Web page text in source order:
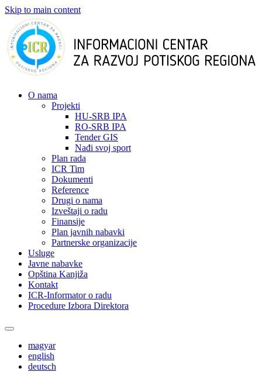
Skip to main content
О nama
Projekti
HU-SRB IPA
RO-SRB IPA
Tender GIS
Nađi svoj sport
Plan rada
ICR Tim
Dokumenti
Reference
Drugi o nama
Izveštaji o radu
Finansije
Plan javnih nabavki
Partnerske organizacije
Usluge
Javne nabavke
Opština Kanjiža
Kontakt
ICR-Informator o radu
Procedure Izbora Direktora
magyar
english
deutsch